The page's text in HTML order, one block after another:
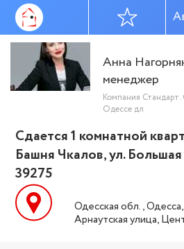
Анна
менеджер
Компания Стандарт.
Одессе дл
Сдается 1 комнатной
Башня Чкалов, ул.
39275
Одесская обл.,
Арнаутская улица,